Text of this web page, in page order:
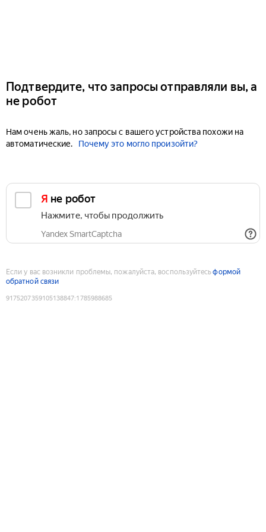
Подтвердите, что запросы отправляли вы, а
не робот
Нам очень жаль, но запросы с вашего устройства похожи на
автоматические.
Почему это могло произойти?
Я не робот
Нажмите, чтобы продолжить
Yandex SmartCaptcha
Если у вас возникли проблемы, пожалуйста, воспользуйтесьформой
обратной связи
9175207359105138847:1785988685